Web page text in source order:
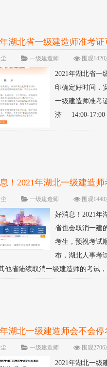
湖北省一级建造师准考证
一级建造师 围观1420
2021年湖北省一
印确定好时间，
一级建造师准考
济 14:00-17:00
！2021年湖北一级建造
一级建造师 围观1448
好消息！2021年
省也会取消一建
考生，预祝考试
布，湖北人事考
他省陆续取消一级建造师的考试
湖北一级建造师会不会
一级建造师 围观2706
2021年湖北一级